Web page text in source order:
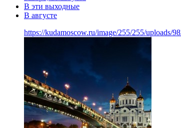
В эти выходные
В августе
https://kudamoscow.ru/image/255/255/uploads/